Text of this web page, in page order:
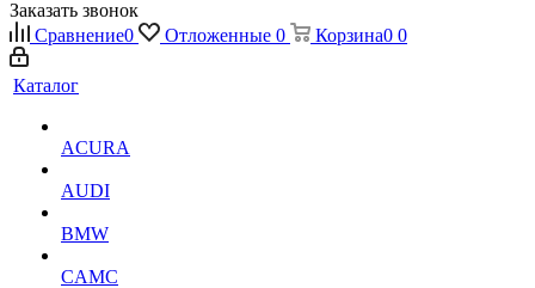
Заказать звонок
Сравнение0 Отложенные 0 Корзина0 0
Каталог
ACURA
AUDI
BMW
CAMC